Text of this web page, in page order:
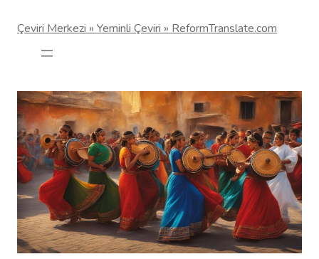
Çeviri Merkezi » Yeminli Çeviri » ReformTranslate.com